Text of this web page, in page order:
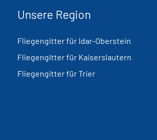
Unsere Region
Fliegengitter für Idar-Oberstein
Fliegengitter für Kaiserslautern
Fliegengitter für Trier